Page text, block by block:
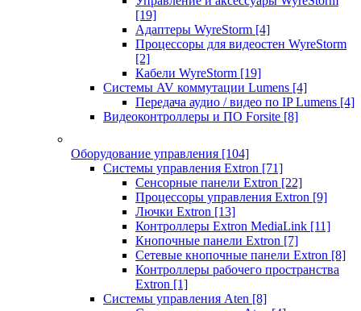
[19]
Адаптеры WyreStorm [4]
Процессоры для видеостен WyreStorm
[2]
Кабели WyreStorm [19]
Системы AV коммутации Lumens [4]
Передача аудио / видео по IP Lumens [4]
Видеоконтроллеры и ПО Forsite [8]
Оборудование управления [104]
Системы управления Extron [71]
Сенсорные панели Extron [22]
Процессоры управления Extron [9]
Лючки Extron [13]
Контроллеры Extron MediaLink [11]
Кнопочные панели Extron [7]
Сетевые кнопочные панели Extron [8]
Контроллеры рабочего пространства
Extron [1]
Системы управления Aten [8]